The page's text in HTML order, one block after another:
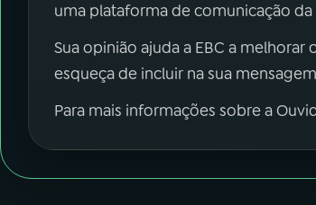
uma plataforma de comunicação
Sua opinião ajuda a EBC a
esqueça de incluir na sua
Para mais informações sobre a